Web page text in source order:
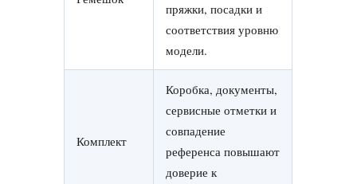
пряжки, посадки и
соответствия уровню
модели.
Комплект
Коробка, документы,
сервисные отметки и
совпадение
референса повышают
доверие к